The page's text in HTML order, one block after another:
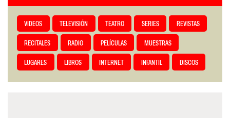
VIDEOS TELEVISIÓN TEATRO SERIES REVISTAS
RECITALES RADIO PELÍCULAS MUESTRAS
LUGARES LIBROS INTERNET INFANTIL DISCOS